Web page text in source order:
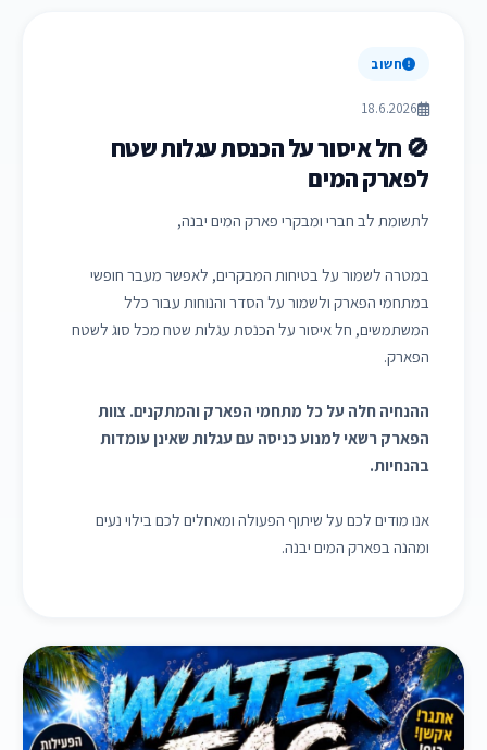
חשוב
18.6.2026
🚫 חל איסור על הכנסת עגלות שטח
לפארק המים
לתשומת לב חברי ומבקרי פארק המים יבנה,
במטרה לשמור על בטיחות המבקרים, לאפשר מעבר חופשי
במתחמי הפארק ולשמור על הסדר והנוחות עבור כלל
המשתמשים, חל איסור על הכנסת עגלות שטח מכל סוג לשטח
הפארק.
ההנחיה חלה על כל מתחמי הפארק והמתקנים. צוות
הפארק רשאי למנוע כניסה עם עגלות שאינן עומדות
בהנחיות.
אנו מודים לכם על שיתוף הפעולה ומאחלים לכם בילוי נעים
ומהנה בפארק המים יבנה.